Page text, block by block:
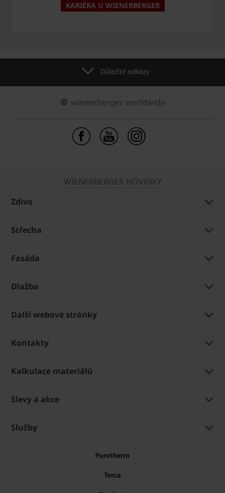
KARIÉRA U WIENERBERGER
Důležité odkazy
wienerberger worldwide
WIENERBERGER NOVINKY
Zdivo
Střecha
Fasáda
Dlažba
Další webové stránky
Kontakty
Kalkulace materiálů
Slevy a akce
Služby